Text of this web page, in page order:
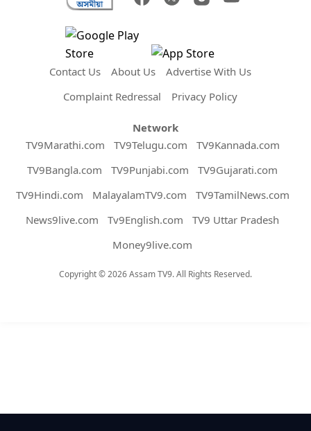
Contact Us About Us
Advertise With Us
Complaint Redressal
Privacy Policy
Network
TV9Marathi.com
TV9Telugu.com
TV9Kannada.com
TV9Bangla.com
TV9Punjabi.com
TV9Gujarati.com
TV9Hindi.com
MalayalamTV9.com
TV9TamilNews.com
News9live.com
Tv9English.com
TV9 Uttar Pradesh
Money9live.com
Copyright © 2026 Assam TV9. All Rights Reserved.